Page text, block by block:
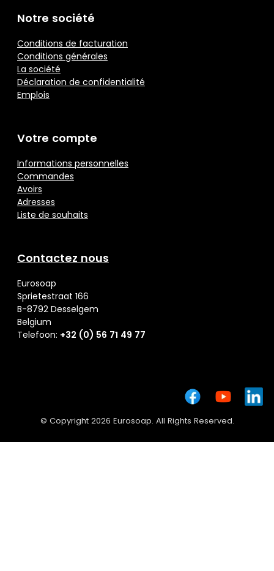
Notre société
Conditions de facturation
Conditions générales
La société
Déclaration de confidentialité
Emplois
Votre compte
Informations personnelles
Commandes
Avoirs
Adresses
Liste de souhaits
Contactez nous
Eurosoap
Sprietestraat 166
B-8792 Desselgem
Belgium
Telefoon: +32 (0) 56 71 49 77
© Copyright 2026 Eurosoap. All Rights Reserved.